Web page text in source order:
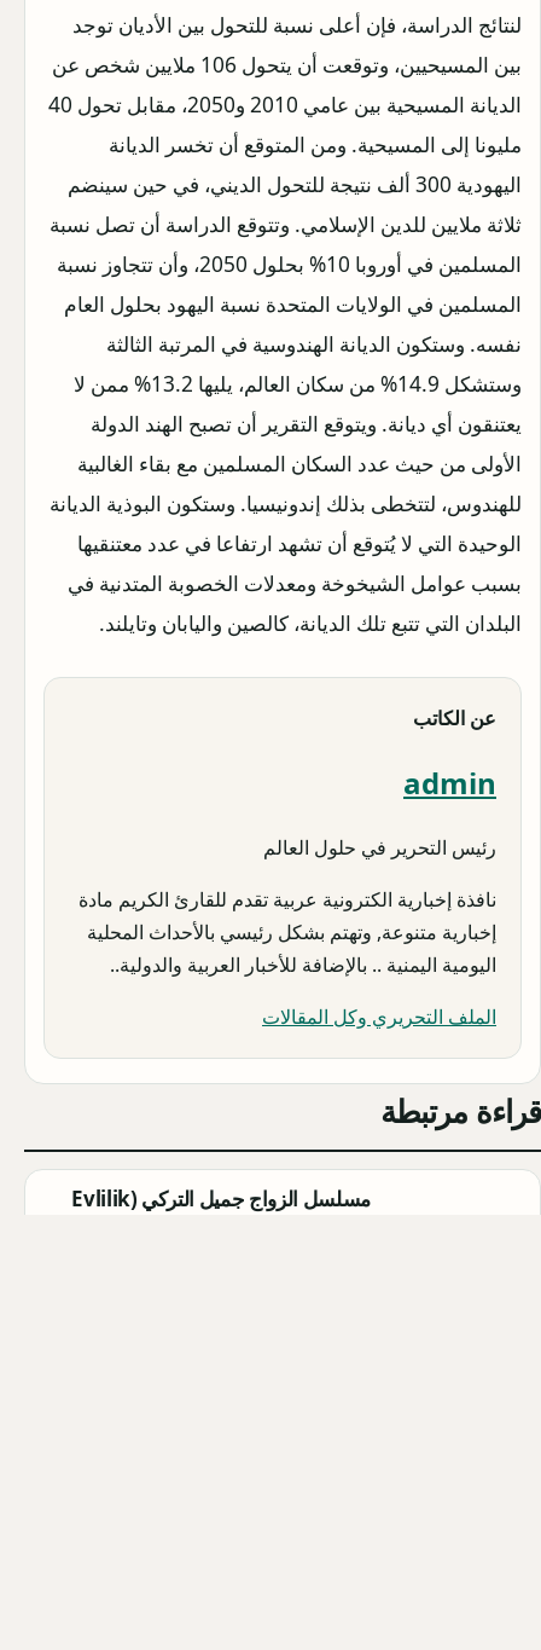
لنتائج الدراسة، فإن أعلى نسبة للتحول بين الأديان توجد
بين المسيحيين، وتوقعت أن يتحول 106 ملايين شخص عن
الديانة المسيحية بين عامي 2010 و2050، مقابل تحول 40
مليونا إلى المسيحية. ومن المتوقع أن تخسر الديانة
اليهودية 300 ألف نتيجة للتحول الديني، في حين سينضم
ثلاثة ملايين للدين الإسلامي. وتتوقع الدراسة أن تصل نسبة
المسلمين في أوروبا 10% بحلول 2050، وأن تتجاوز نسبة
المسلمين في الولايات المتحدة نسبة اليهود بحلول العام
نفسه. وستكون الديانة الهندوسية في المرتبة الثالثة
وستشكل 14.9% من سكان العالم، يليها 13.2% ممن لا
يعتنقون أي ديانة. ويتوقع التقرير أن تصبح الهند الدولة
الأولى من حيث عدد السكان المسلمين مع بقاء الغالبية
للهندوس، لتتخطى بذلك إندونيسيا. وستكون البوذية الديانة
الوحيدة التي لا يُتوقع أن تشهد ارتفاعا في عدد معتنقيها
بسبب عوامل الشيخوخة ومعدلات الخصوبة المتدنية في
البلدان التي تتبع تلك الديانة، كالصين واليابان وتايلند.
عن الكاتب
admin
رئيس التحرير في حلول العالم
نافذة إخبارية الكترونية عربية تقدم للقارئ الكريم مادة
إخبارية متنوعة, وتهتم بشكل رئيسي بالأحداث المحلية
اليومية اليمنية .. بالإضافة للأخبار العربية والدولية..
الملف التحريري وكل المقالات
قراءة مرتبطة
مسلسل الزواج جميل التركي (Evlilik